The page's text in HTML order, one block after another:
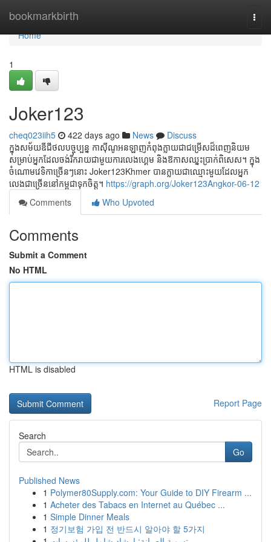
bookmarkbirth
Home
Home
1
Joker123
cheq023iih5 422 days ago News
Discuss
ក្នុងសម័យឌីជីថលបច្ចុប្បន្ន កាស៊ីណូអនឡាញកំពុងក្លាយជាជម្រើសដ៏ពេញនិយម
សម្រាប់អ្នកដែលចង់រីករាយជាមួយការលេងហ្គេម និងឱកាសឈ្នះប្រាក់ពិសេស។ ក្នុង
ចំណោមវេទិកាច្រើនៗនោះ Joker123Khmer បានក្លាយជាឈ្មោះមួយដែលអ្នក
លេងជាច្រើននៅកម្ពុជាទុកចិត្ត។ https://graph.org/Joker123Angkor-06-12
Comments
Who Upvoted
Comments
Submit a Comment
No HTML
HTML is disabled
Report Page
Search
Go
Published News
1 Polymer80Supply.com: Your Guide to DIY Firearm ...
1 Acheter des Tabacs en Internet au Québec ...
1 Simple Dinner Meals
1 정기보험 가입 전 반드시 알아야 할 5가지